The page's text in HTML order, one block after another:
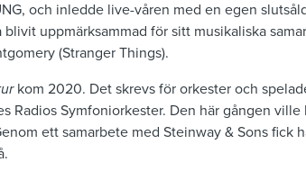
och inledde live-våren med en egen
blivit uppmärksammad för sitt musikaliska
(Stranger Things).
kom 2020. Det skrevs för orkester och
Radios Symfoniorkester. Den här gången
ett samarbete med Steinway & Sons fick